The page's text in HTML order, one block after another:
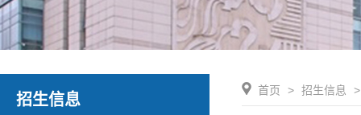
招生信息
首页 > 招生信息